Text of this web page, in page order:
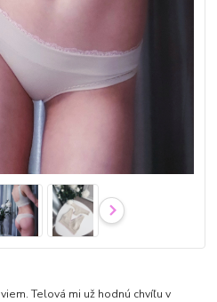
Telová mi už hodnú chvíľu v